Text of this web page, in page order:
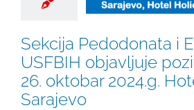
oktobar 2024.g.
Hotel Holiday,
Sarajevo
Sekcija Pedodonata i
USFBIH objavljuje
26. oktobar 2024.g.
Sarajevo